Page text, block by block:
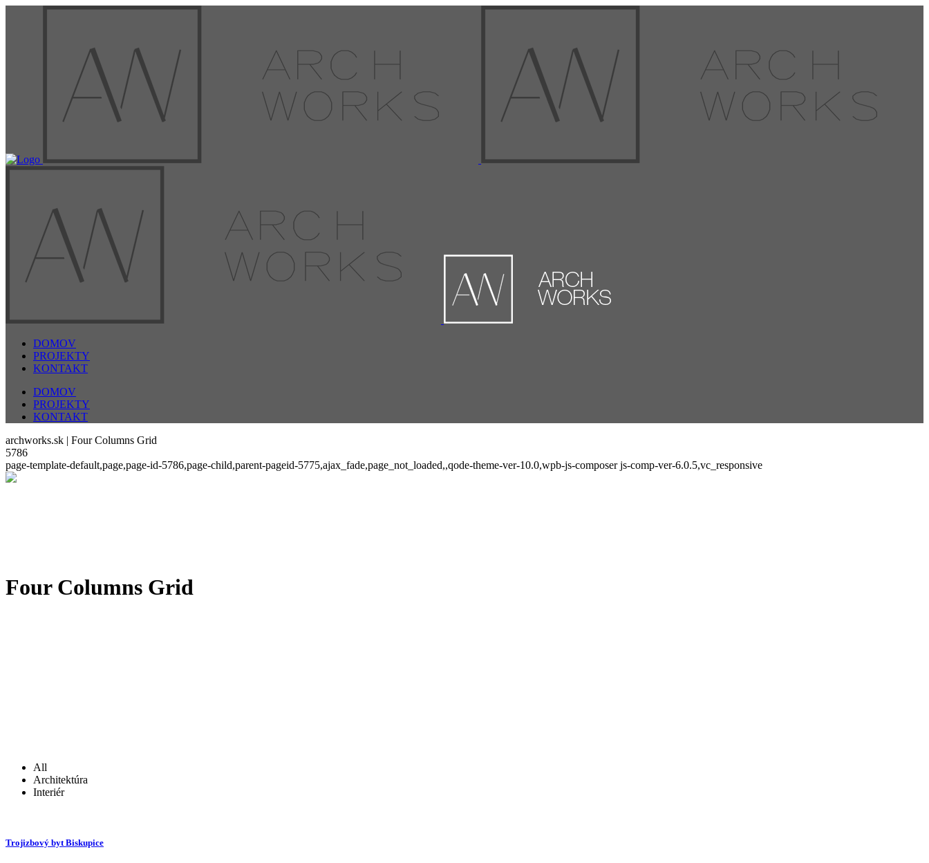
DOMOV
PROJEKTY
KONTAKT
DOMOV
PROJEKTY
KONTAKT
archworks.sk | Four Columns Grid
5786
page-template-default,page,page-id-5786,page-child,parent-pageid-5775,ajax_fade,page_not_loaded,,qode-theme-ver-10.0,wpb-js-composer js-comp-ver-6.0.5,vc_responsive
Four Columns Grid
All
Architektúra
Interiér
Trojizbový byt Biskupice